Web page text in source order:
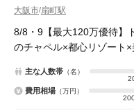
大阪市/扇町駅
8/8・9【最大120万優待】
のチャペル×都心リゾート
主な人数帯 （名）
費用相場 （万円）